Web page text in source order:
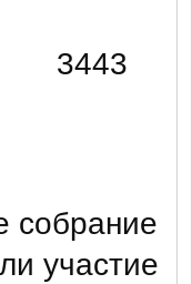
3443
собрание
участие